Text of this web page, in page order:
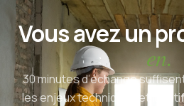
Vous avez un
en.
30 minutes d’échange
les enjeux techniques et